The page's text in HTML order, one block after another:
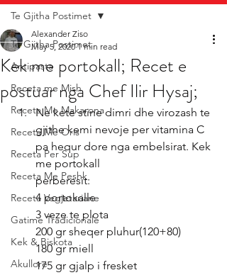
Te Gjitha Postimet
Antipasta
Receta me Mish
Receta Me Makarona
Receta Me Oris
Receta Per Sup
Receta Me Peshk
Receta Vegjetariane
Gatime Tradicionale
Kek & Biskota
Akullore
Te Gjitha Postimet
Kek me portokall; Recet e
postuar nga Chef Ilir Hysaj;
Alexander Ziso
May 5, 2020 1 min read
Ne kete stine dimri dhe virozash te
gjithe kemi nevoje per vitamina C
pa hequr dore nga embelsirat. Kek
me portokall
perberesit:
4 portokalle
3 veze te plota
200 gr sheqer pluhur(120+80)
180 gr miell
175 gr gjalp i fresket